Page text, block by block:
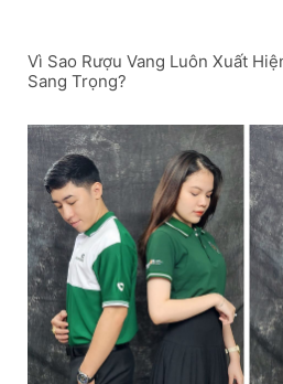
Vì Sao Rượu Vang Luôn Xuất
Sang Trọng?